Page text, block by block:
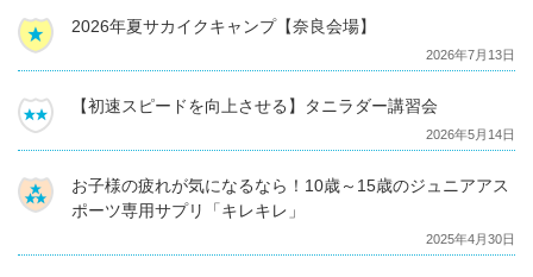
2026年夏サカイクキャンプ【奈良会場】
2026年7月13日
【初速スピードを向上させる】タニラダー講習会
2026年5月14日
お子様の疲れが気になるなら！10歳～15歳のジュニアアス
ポーツ専用サプリ「キレキレ」
2025年4月30日